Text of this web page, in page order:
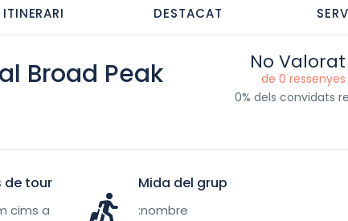
ITINERARI DESTACAT
Broad Peak No Valorat
de 0 ressenyes
0% dels convidats
de tour
cims a
Mida del grup
:nombre